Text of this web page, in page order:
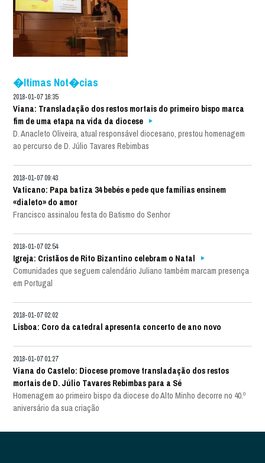
�ltimas Not�cias
2018-01-07 16:35
Viana: Transladação dos restos mortais do primeiro bispo marca
fim de uma etapa na vida da diocese
D. Anacleto Oliveira, atual responsável diocesano, prestou homenagem
ao percurso de D. Júlio Tavares Rebimbas
2018-01-07 09:43
Vaticano: Papa batiza 34 bebés e pede que famílias ensinem
«dialeto» do amor
Francisco assinalou festa do Batismo do Senhor
2018-01-07 02:54
Igreja: Cristãos de Rito Bizantino celebram o Natal
Comunidades que seguem calendário Juliano também marcam presença
em Portugal
2018-01-07 02:02
Lisboa: Coro da catedral apresenta concerto de ano novo
2018-01-07 01:27
Viana do Castelo: Diocese promove transladação dos restos
mortais de D. Júlio Tavares Rebimbas para a Sé
Homenagem ao primeiro bispo da diocese do Alto Minho decorre no 40.º
aniversário da sua criação